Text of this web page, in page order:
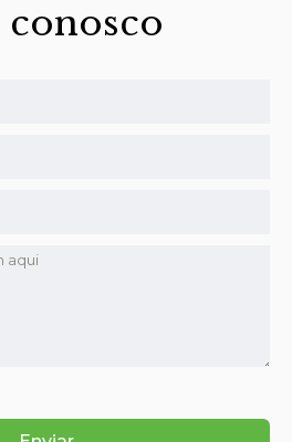
conosco